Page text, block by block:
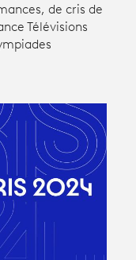
de cris de
Télévisions